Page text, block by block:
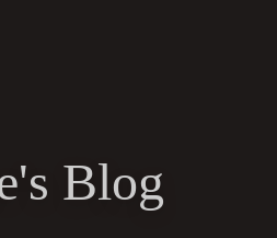
Blog